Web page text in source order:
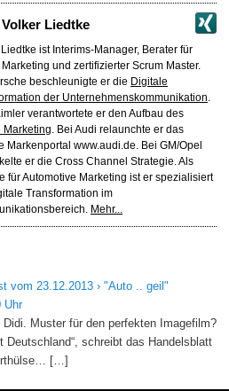
Volker Liedtke
ist Interims-Manager, Berater für
Marketing und zertifizierter Scrum Master.
beschleunigte er die Digitale
der Unternehmenskommunikation.
verantwortete er den Aufbau des
Marketing. Bei Audi relaunchte er das
Markenportal www.audi.de. Bei GM/Opel
er die Cross Channel Strategie. Als
für Automotive Marketing ist er spezialisiert
Transformation im
Mehr...
vom 23.12.2013 › "Auto .. geil"
Uhr
Muster für den perfekten Imagefilm?
Deutschland“, schreibt das Handelsblatt
[…]